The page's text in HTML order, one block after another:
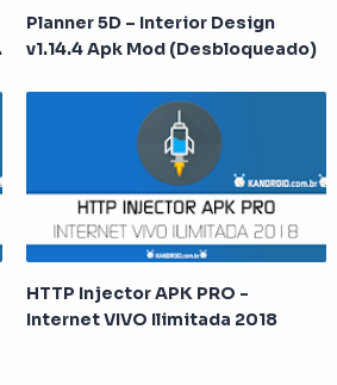
Planner 5D – Interior Design
v1.14.4 Apk Mod (Desbloqueado)
HTTP Injector APK PRO -
Internet VIVO Ilimitada 2018